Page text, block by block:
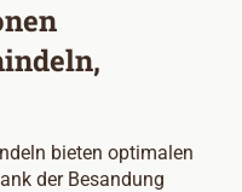
bieten optimalen
der Besandung